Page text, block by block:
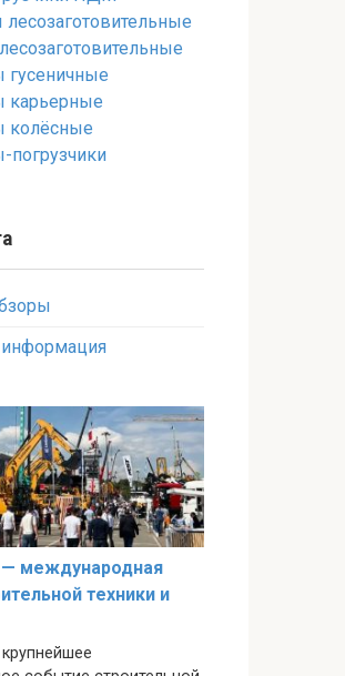
гусеничные
карьерные
колёсные
погрузчики
— международная
техники и